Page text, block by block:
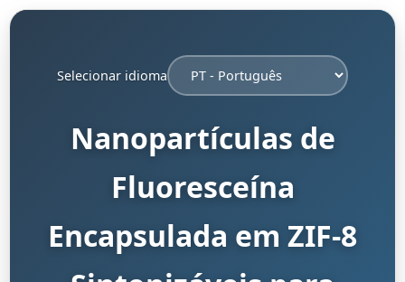
Selecionar idioma
Nanopartículas de
Fluoresceína
Encapsulada em ZIF-8